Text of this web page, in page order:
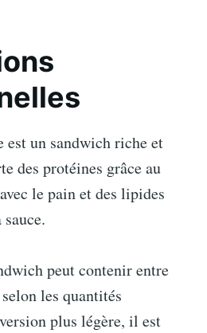
est un sandwich riche et
des protéines grâce au
le pain et des lipides
peut contenir entre
les quantités
plus légère, il est